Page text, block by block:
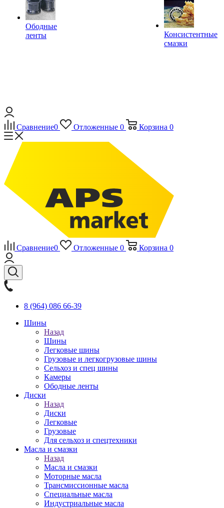
Ободные
ленты
Консистентные
смазки
Сравнение0 Отложенные 0 Корзина 0
Сравнение0 Отложенные 0 Корзина 0
8 (964) 086 66-39
Шины
Назад
Шины
Легковые шины
Грузовые и легкогрузовые шины
Сельхоз и спец шины
Камеры
Ободные ленты
Диски
Назад
Диски
Легковые
Грузовые
Для сельхоз и спецтехники
Масла и смазки
Назад
Масла и смазки
Моторные масла
Трансмиссионные масла
Специальные масла
Индустриальные масла